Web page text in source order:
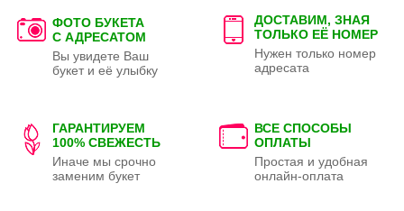
ФОТО БУКЕТА
С АДРЕСАТОМ
Вы увидете Ваш
букет и её улыбку
ДОСТАВИМ, ЗНАЯ
ТОЛЬКО ЕЁ НОМЕР
Нужен только номер
адресата
ГАРАНТИРУЕМ
100% СВЕЖЕСТЬ
Иначе мы срочно
заменим букет
ВСЕ СПОСОБЫ
ОПЛАТЫ
Простая и удобная
онлайн-оплата